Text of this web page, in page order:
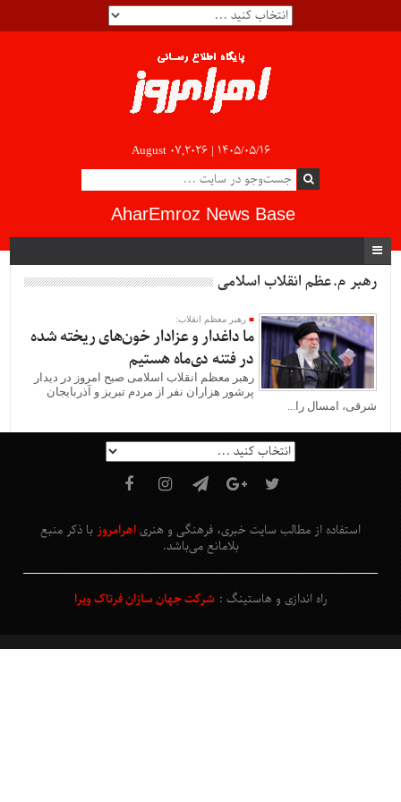
August 07,2026 | ۱۴۰۵/۰۵/۱۶
AharEmroz News Base
رهبر م.عظم انقلاب اسلامی
رهبر معظم انقلاب:
ما داغدار و عزادار خون‌های ریخته شده
در فتنه دی‌ماه هستیم
رهبر معظم انقلاب اسلامی صبح امروز در دیدار
پرشور هزاران نفر از مردم تبریز و آذربایجان
شرقی، امسال را...
استفاده از مطالب سایت خبری، فرهنگی و هنری اهرامروز با ذکر منبع
بلامانع می‌باشد.
راه اندازی و هاستینگ :شرکت جهان سازان فرتاک ویرا